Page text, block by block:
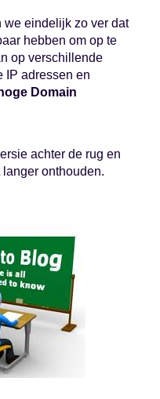
we eindelijk zo ver dat
hebben om op te
op verschillende
IP adressen en
hoge Domain
achter de rug en
onthouden.